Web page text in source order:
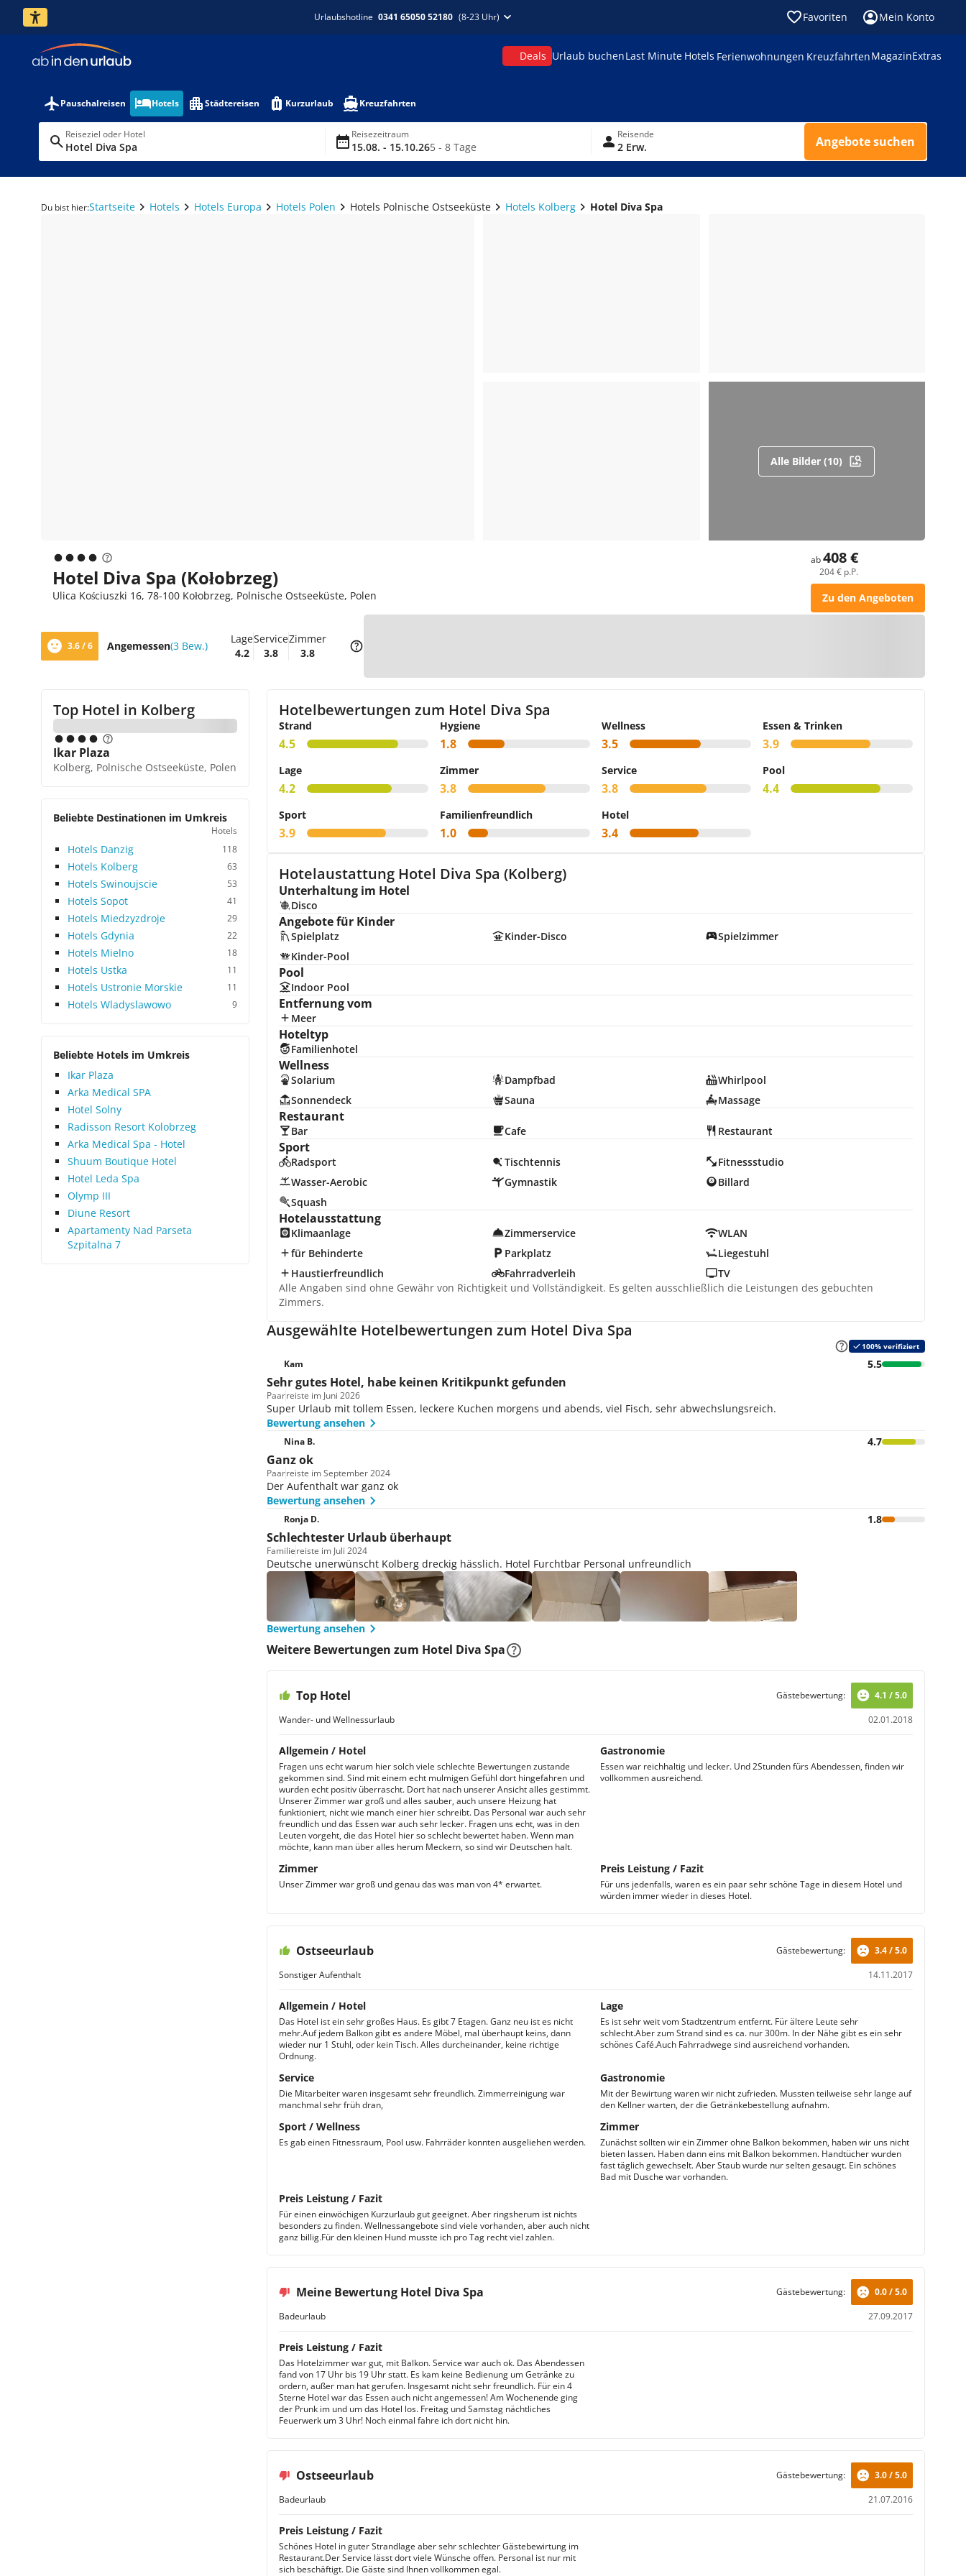
Urlaubshotline 0341 65050 52180 (8-23 Uhr) Favoriten Mein Konto
Deals Urlaub buchenLast Minute Hotels Ferienwohnungen KreuzfahrtenMagazinExtras
Pauschalreisen Hotels Städtereisen Kurzurlaub Kreuzfahrten
Reiseziel oder Hotel
Hotel Diva Spa
Reisezeitraum
15.08. - 15.10.265 - 8 Tage
Reisende
2 Erw. Angebote suchen
Du bist hier:Startseite Hotels Hotels Europa Hotels Polen Hotels Polnische Ostseeküste Hotels Kolberg Hotel Diva Spa
Alle Bilder (10)
Hotel Diva Spa (Kołobrzeg)
Ulica Kościuszki 16, 78-100 Kołobrzeg, Polnische Ostseeküste, Polen
ab408 €
204 € p.P.
Zu den Angeboten
3.6 / 6 Angemessen(3 Bew.)
Lage
4.2
Service
3.8
Zimmer
3.8
Top Hotel in Kolberg
Ikar Plaza
Kolberg, Polnische Ostseeküste, Polen
Beliebte Destinationen im Umkreis
Hotels
Hotels Danzig 118
Hotels Kolberg 63
Hotels Swinoujscie 53
Hotels Sopot 41
Hotels Miedzyzdroje 29
Hotels Gdynia 22
Hotels Mielno 18
Hotels Ustka 11
Hotels Ustronie Morskie 11
Hotels Wladyslawowo 9
Beliebte Hotels im Umkreis
Ikar Plaza
Arka Medical SPA
Hotel Solny
Radisson Resort Kolobrzeg
Arka Medical Spa - Hotel
Shuum Boutique Hotel
Hotel Leda Spa
Olymp III
Diune Resort
Apartamenty Nad Parseta
Szpitalna 7
Hotelbewertungen zum Hotel Diva Spa
Strand
4.5
Hygiene
1.8
Wellness
3.5
Essen & Trinken
3.9
Lage
4.2
Zimmer
3.8
Service
3.8
Pool
4.4
Sport
3.9
Familienfreundlich
1.0
Hotel
3.4
Hotelaustattung Hotel Diva Spa (Kolberg)
Unterhaltung im Hotel
Disco
Angebote für Kinder
Spielplatz Kinder-Disco
Spielzimmer
Kinder-Pool
Pool
Indoor Pool
Entfernung vom
Meer
Hoteltyp
Familienhotel
Wellness
Solarium Dampfbad
Whirlpool
Sonnendeck
Sauna Massage
Restaurant
Bar Cafe Restaurant
Sport
Radsport Tischtennis
Fitnessstudio
Wasser-Aerobic
Gymnastik
Billard
Squash
Hotelausstattung
Klimaanlage Zimmerservice
WLAN
für Behinderte
Parkplatz
Liegestuhl
Haustierfreundlich
Fahrradverleih
TV
Alle Angaben sind ohne Gewähr von Richtigkeit und Vollständigkeit. Es gelten ausschließlich die Leistungen des gebuchten
Zimmers.
Ausgewählte Hotelbewertungen zum Hotel Diva Spa
100% verifiziert
Kam 5.5
Sehr gutes Hotel, habe keinen Kritikpunkt gefunden
Paarreiste im Juni 2026
Super Urlaub mit tollem Essen, leckere Kuchen morgens und abends, viel Fisch, sehr abwechslungsreich.
Bewertung ansehen
Nina B. 4.7
Ganz ok
Paarreiste im September 2024
Der Aufenthalt war ganz ok
Bewertung ansehen
Ronja D. 1.8
Schlechtester Urlaub überhaupt
Familiereiste im Juli 2024
Deutsche unerwünscht Kolberg dreckig hässlich. Hotel Furchtbar Personal unfreundlich
Bewertung ansehen
Weitere Bewertungen zum Hotel Diva Spa
Top Hotel
Wander- und Wellnessurlaub 02.01.2018
Gästebewertung: 4.1 / 5.0
Allgemein / Hotel
Fragen uns echt warum hier solch viele schlechte Bewertungen zustande
gekommen sind. Sind mit einem echt mulmigen Gefühl dort hingefahren und
wurden echt positiv überrascht. Dort hat nach unserer Ansicht alles gestimmt.
Unserer Zimmer war groß und alles sauber, auch unsere Heizung hat
funktioniert, nicht wie manch einer hier schreibt. Das Personal war auch sehr
freundlich und das Essen war auch sehr lecker. Fragen uns echt, was in den
Leuten vorgeht, die das Hotel hier so schlecht bewertet haben. Wenn man
möchte, kann man über alles herum Meckern, so sind wir Deutschen halt.
Gastronomie
Essen war reichhaltig und lecker. Und 2Stunden fürs Abendessen, finden wir
vollkommen ausreichend.
Zimmer
Unser Zimmer war groß und genau das was man von 4* erwartet.
Preis Leistung / Fazit
Für uns jedenfalls, waren es ein paar sehr schöne Tage in diesem Hotel und
würden immer wieder in dieses Hotel.
Ostseeurlaub
Sonstiger Aufenthalt 14.11.2017
Gästebewertung: 3.4 / 5.0
Allgemein / Hotel
Das Hotel ist ein sehr großes Haus. Es gibt 7 Etagen. Ganz neu ist es nicht
mehr.Auf jedem Balkon gibt es andere Möbel, mal überhaupt keins, dann
wieder nur 1 Stuhl, oder kein Tisch. Alles durcheinander, keine richtige
Ordnung.
Lage
Es ist sehr weit vom Stadtzentrum entfernt. Für ältere Leute sehr
schlecht.Aber zum Strand sind es ca. nur 300m. In der Nähe gibt es ein sehr
schönes Café.Auch Fahrradwege sind ausreichend vorhanden.
Service
Die Mitarbeiter waren insgesamt sehr freundlich. Zimmerreinigung war
manchmal sehr früh dran,
Gastronomie
Mit der Bewirtung waren wir nicht zufrieden. Mussten teilweise sehr lange auf
den Kellner warten, der die Getränkebestellung aufnahm.
Sport / Wellness
Es gab einen Fitnessraum, Pool usw. Fahrräder konnten ausgeliehen werden.
Zimmer
Zunächst sollten wir ein Zimmer ohne Balkon bekommen, haben wir uns nicht
bieten lassen. Haben dann eins mit Balkon bekommen. Handtücher wurden
fast täglich gewechselt. Aber Staub wurde nur selten gesaugt. Ein schönes
Bad mit Dusche war vorhanden.
Preis Leistung / Fazit
Für einen einwöchigen Kurzurlaub gut geeignet. Aber ringsherum ist nichts
besonders zu finden. Wellnessangebote sind viele vorhanden, aber auch nicht
ganz billig.Für den kleinen Hund musste ich pro Tag recht viel zahlen.
Meine Bewertung Hotel Diva Spa
Badeurlaub 27.09.2017
Gästebewertung: 0.0 / 5.0
Preis Leistung / Fazit
Das Hotelzimmer war gut, mit Balkon. Service war auch ok. Das Abendessen
fand von 17 Uhr bis 19 Uhr statt. Es kam keine Bedienung um Getränke zu
ordern, außer man hat gerufen. Insgesamt nicht sehr freundlich. Für ein 4
Sterne Hotel war das Essen auch nicht angemessen! Am Wochenende ging
der Prunk im und um das Hotel los. Freitag und Samstag nächtliches
Feuerwerk um 3 Uhr! Noch einmal fahre ich dort nicht hin.
Ostseeurlaub
Badeurlaub 21.07.2016
Gästebewertung: 3.0 / 5.0
Preis Leistung / Fazit
Schönes Hotel in guter Strandlage aber sehr schlechter Gästebewirtung im
Restaurant.Der Service lässt dort viele Wünsche offen. Personal ist nur mit
sich beschäftigt. Die Gäste sind Ihnen vollkommen egal.